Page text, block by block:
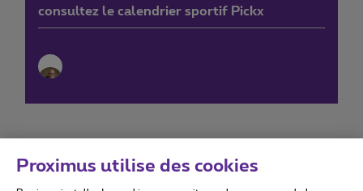
consultez le calendrier sportif Pickx
Proximus utilise des cookies